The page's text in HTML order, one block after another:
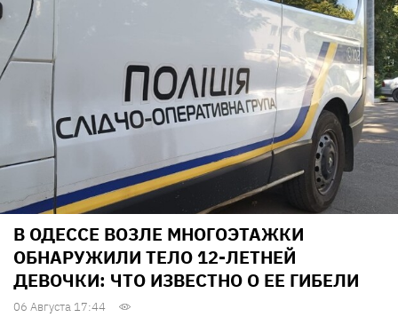
В ОДЕССЕ ВОЗЛЕ МНОГОЭТАЖКИ
ОБНАРУЖИЛИ ТЕЛО 12-ЛЕТНЕЙ
ДЕВОЧКИ: ЧТО ИЗВЕСТНО О ЕЕ ГИБЕЛИ
06 Августа 17:44